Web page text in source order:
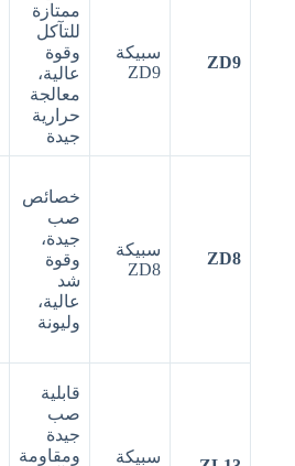
ZD9
سبيكة
ZD9
ممتازة
للتآكل
وقوة
عالية،
معالجة
حرارية
جيدة
ZD8
سبيكة
ZD8
خصائص
صب
جيدة،
وقوة
شد
عالية،
وليونة
سبيكة
قابلية
صب
جيدة
ومقاومة